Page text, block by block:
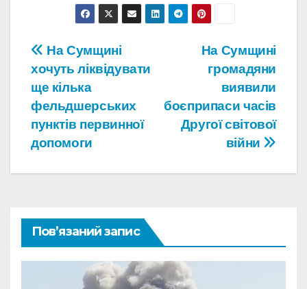
Навігація
записів
На Сумщині
громадяни
виявили
боєприпаси часів
Другої світової
війни
На Сумщині
хочуть ліквідувати
ще кілька
фельдшерських
пунктів первинної
допомоги
Пов’язаний запис